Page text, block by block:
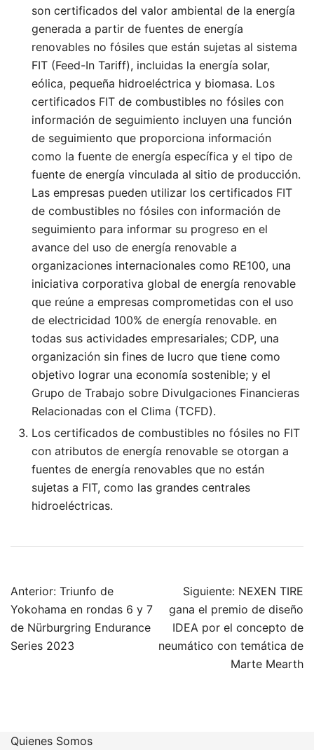
son certificados del valor ambiental de la energía
generada a partir de fuentes de energía
renovables no fósiles que están sujetas al sistema
FIT (Feed-In Tariff), incluidas la energía solar,
eólica, pequeña hidroeléctrica y biomasa. Los
certificados FIT de combustibles no fósiles con
información de seguimiento incluyen una función
de seguimiento que proporciona información
como la fuente de energía específica y el tipo de
fuente de energía vinculada al sitio de producción.
Las empresas pueden utilizar los certificados FIT
de combustibles no fósiles con información de
seguimiento para informar su progreso en el
avance del uso de energía renovable a
organizaciones internacionales como RE100, una
iniciativa corporativa global de energía renovable
que reúne a empresas comprometidas con el uso
de electricidad 100% de energía renovable. en
todas sus actividades empresariales; CDP, una
organización sin fines de lucro que tiene como
objetivo lograr una economía sostenible; y el
Grupo de Trabajo sobre Divulgaciones Financieras
Relacionadas con el Clima (TCFD).
Los certificados de combustibles no fósiles no FIT
con atributos de energía renovable se otorgan a
fuentes de energía renovables que no están
sujetas a FIT, como las grandes centrales
hidroeléctricas.
Navegación
de
entradas
Anterior: Triunfo de
Yokohama en rondas 6 y 7
de Nürburgring Endurance
Series 2023
Siguiente: NEXEN TIRE
gana el premio de diseño
IDEA por el concepto de
neumático con temática de
Marte Mearth
Quienes Somos